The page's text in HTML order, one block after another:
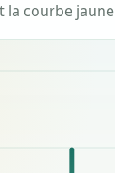
courbe